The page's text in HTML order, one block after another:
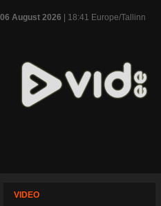
06 August 2026 | 18:41 Europe/Tallinn
VIDEO